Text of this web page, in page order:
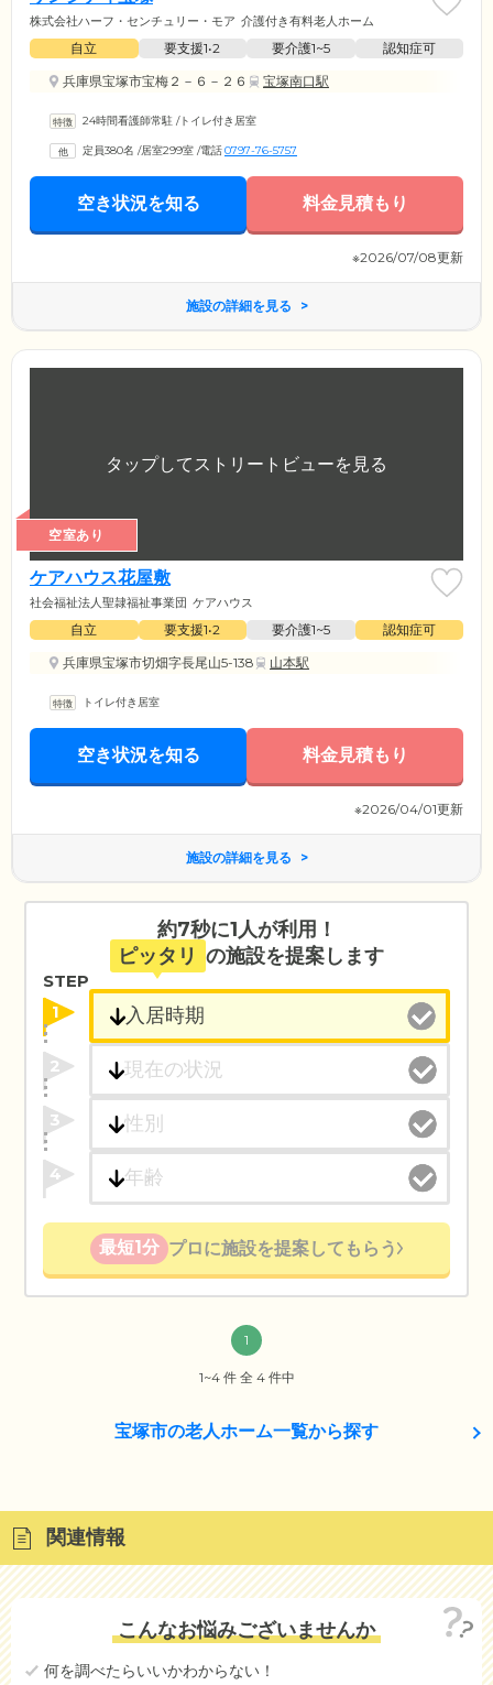
株式会社ハーフ・センチュリー・モア 介護付き有料老人ホーム
自立 要支援1•2 要介護1~5
認知症可
兵庫県宝塚市宝梅２－６－２６
宝塚南口駅
24時間看護師常駐 /トイレ付き居室
定員380名 /居室299室 /電話0797-76-5757
空き状況を知る 料金見積もり
※2026/07/08更新
施設の詳細を見る
空室あり
ケアハウス花屋敷
社会福祉法人聖隷福祉事業団 ケアハウス
自立 要支援1•2 要介護1~5
認知症可
兵庫県宝塚市切畑字長尾山5-138
山本駅
トイレ付き居室
空き状況を知る 料金見積もり
※2026/04/01更新
施設の詳細を見る
約7秒に1人が利用！
ピッタリ の施設を提案します
STEP
1
2
3
4
最短1分 プロに施設を提案してもらう
1
1~4 件 全 4 件中
宝塚市の老人ホーム一覧から探す
関連情報
こんなお悩みございませんか
何を調べたらいいかわからない！